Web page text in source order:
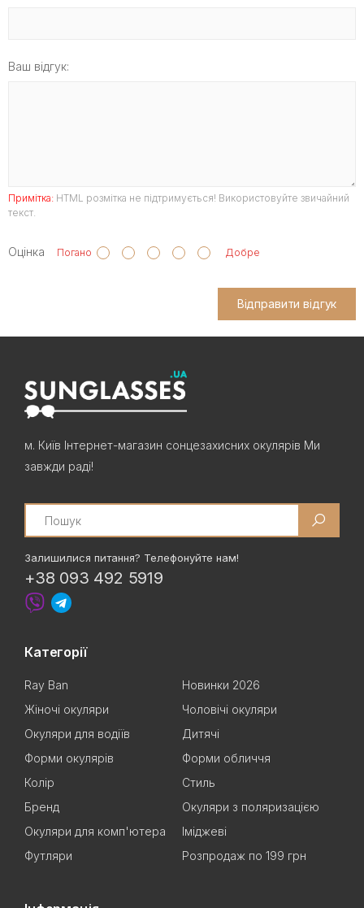
Ваш відгук:
Примітка: HTML розмітка не підтримується! Використовуйте звичайний
текст.
Оцінка Погано Добре
Відправити відгук
м. Київ Інтернет-магазин сонцезахисних окулярів Ми
завжди раді!
Search
Залишилися питання? Телефонуйте нам!
+38 093 492 5919
Категорії
Ray Ban
Новинки 2026
Жіночі окуляри
Чоловічі окуляри
Окуляри для водіїв
Дитячі
Форми окулярів
Форми обличчя
Колір
Стиль
Бренд
Окуляри з поляризацією
Окуляри для комп'ютера
Іміджеві
Футляри
Розпродаж по 199 грн